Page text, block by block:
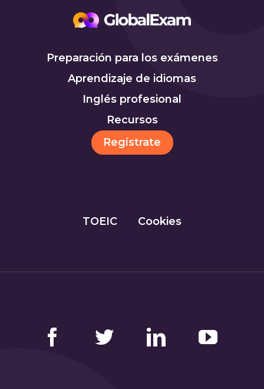
Preparación para los exámenes
Aprendizaje de idiomas
Inglés profesional
Recursos
Regístrate
TOEIC Cookies